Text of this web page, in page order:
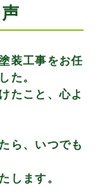
装工事をお任
た。
たこと、心よ
ら、いつでも
します。